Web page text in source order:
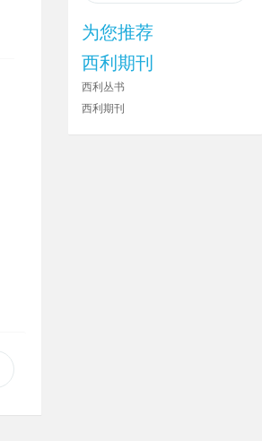
为您推荐
西利期刊
西利丛书
西利期刊